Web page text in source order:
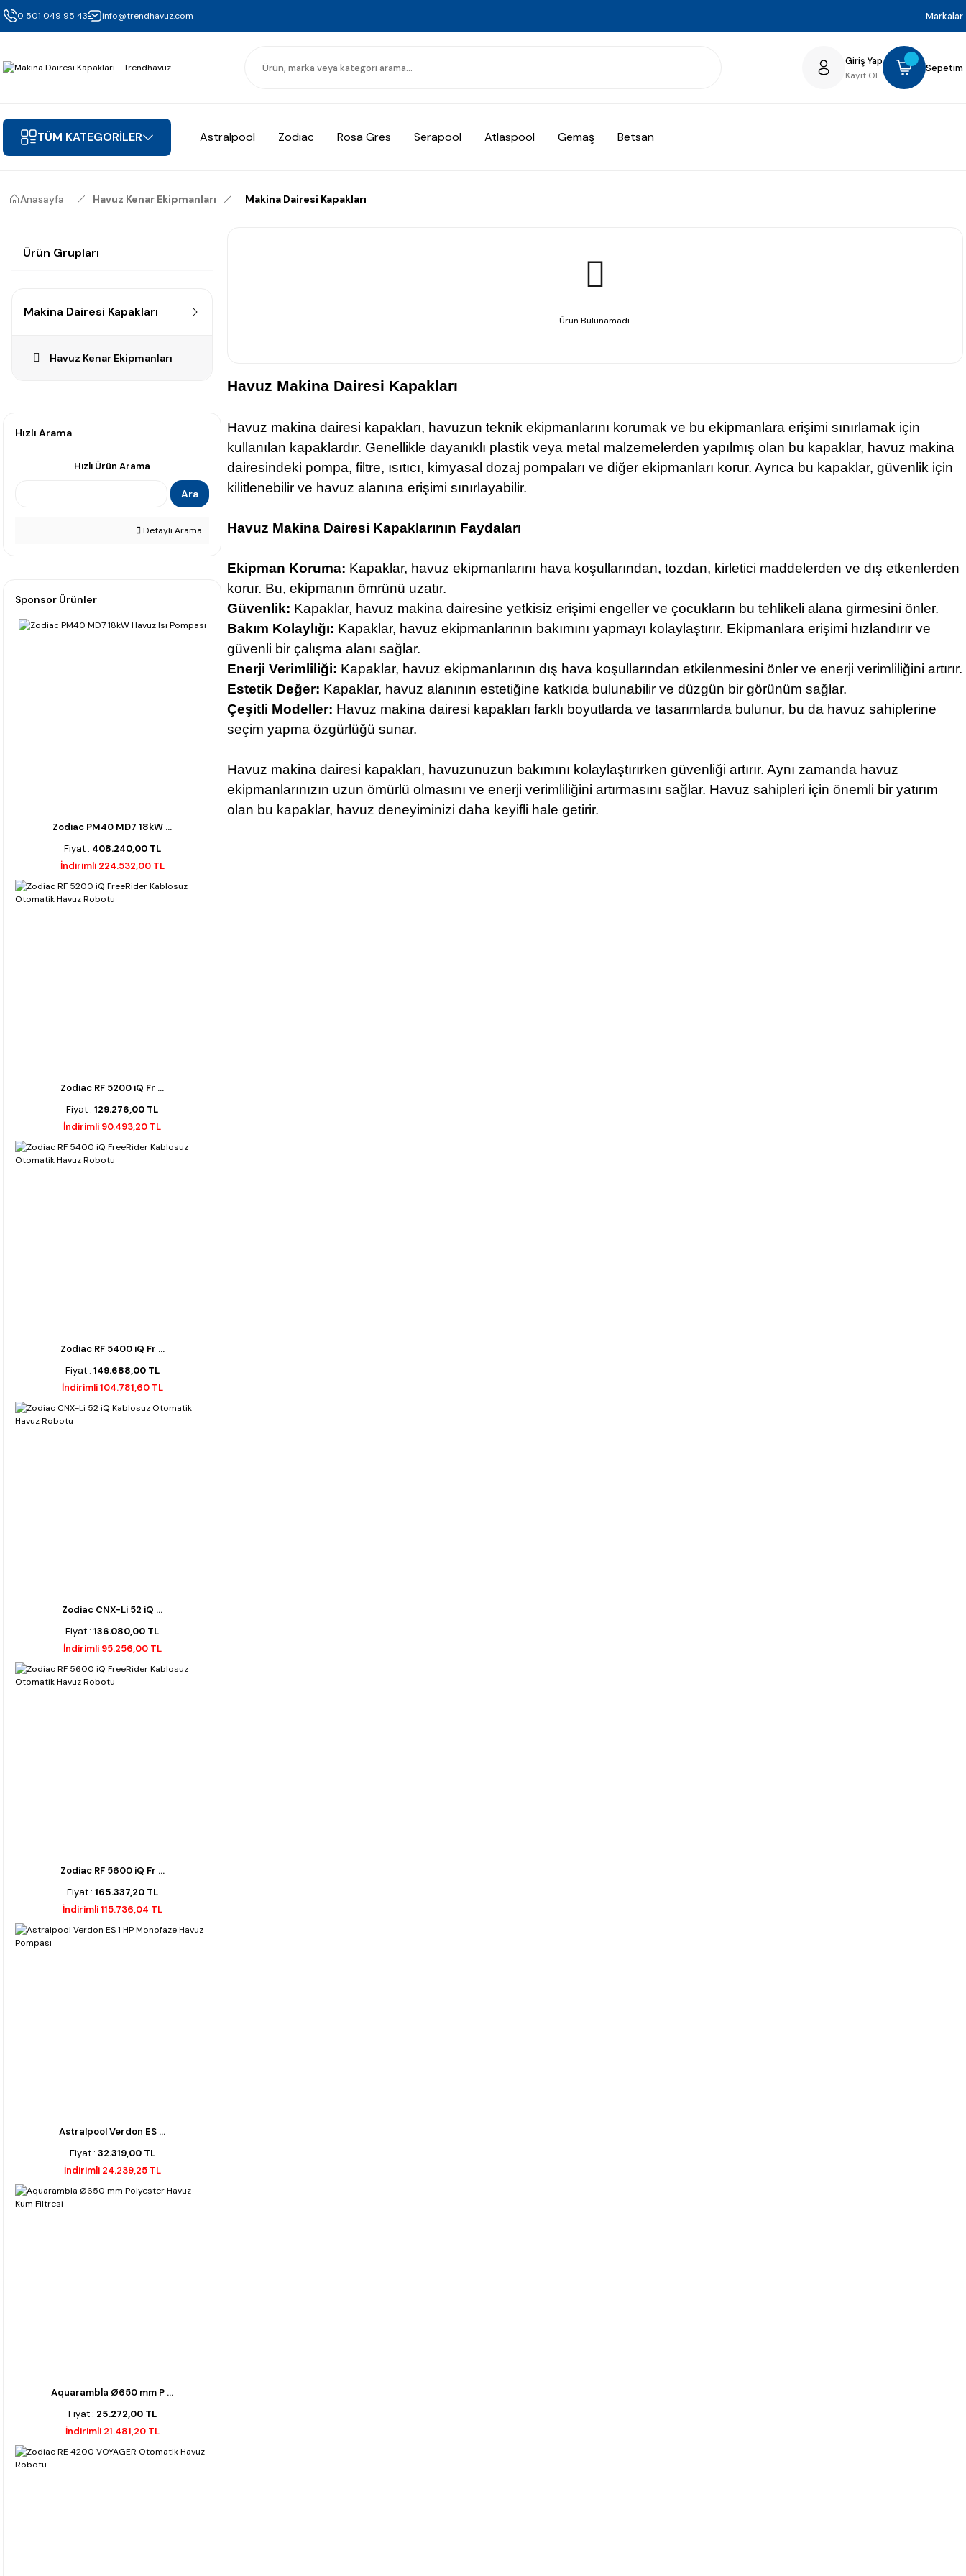
0 501 049 95 43 info@trendhavuz.com Markalar
Giriş Yap
Kayıt Ol
Sepetim
TÜM KATEGORİLER Astralpool Zodiac Rosa Gres Serapool Atlaspool Gemaş Betsan
Anasayfa Havuz Kenar Ekipmanları Makina Dairesi Kapakları
Ürün Grupları
Makina Dairesi Kapakları
Havuz Kenar Ekipmanları
Hızlı Arama
Hızlı Ürün Arama
Ara
Detaylı Arama
Sponsor Ürünler
Zodiac PM40 MD7 18kW ...
Fiyat : 408.240,00 TL
İndirimli 224.532,00 TL
Zodiac RF 5200 iQ Fr ...
Fiyat : 129.276,00 TL
İndirimli 90.493,20 TL
Zodiac RF 5400 iQ Fr ...
Fiyat : 149.688,00 TL
İndirimli 104.781,60 TL
Zodiac CNX-Li 52 iQ ...
Fiyat : 136.080,00 TL
İndirimli 95.256,00 TL
Zodiac RF 5600 iQ Fr ...
Fiyat : 165.337,20 TL
İndirimli 115.736,04 TL
Astralpool Verdon ES ...
Fiyat : 32.319,00 TL
İndirimli 24.239,25 TL
Aquarambla Ø650 mm P ...
Fiyat : 25.272,00 TL
İndirimli 21.481,20 TL
Ürün Bulunamadı.
Havuz Makina Dairesi Kapakları
Havuz makina dairesi kapakları, havuzun teknik ekipmanlarını korumak ve bu ekipmanlara erişimi sınırlamak için
kullanılan kapaklardır. Genellikle dayanıklı plastik veya metal malzemelerden yapılmış olan bu kapaklar, havuz makina
dairesindeki pompa, filtre, ısıtıcı, kimyasal dozaj pompaları ve diğer ekipmanları korur. Ayrıca bu kapaklar, güvenlik için
kilitlenebilir ve havuz alanına erişimi sınırlayabilir.
Havuz Makina Dairesi Kapaklarının Faydaları
Ekipman Koruma: Kapaklar, havuz ekipmanlarını hava koşullarından, tozdan, kirletici maddelerden ve dış etkenlerden
korur. Bu, ekipmanın ömrünü uzatır.
Güvenlik: Kapaklar, havuz makina dairesine yetkisiz erişimi engeller ve çocukların bu tehlikeli alana girmesini önler.
Bakım Kolaylığı: Kapaklar, havuz ekipmanlarının bakımını yapmayı kolaylaştırır. Ekipmanlara erişimi hızlandırır ve
güvenli bir çalışma alanı sağlar.
Enerji Verimliliği: Kapaklar, havuz ekipmanlarının dış hava koşullarından etkilenmesini önler ve enerji verimliliğini artırır.
Estetik Değer: Kapaklar, havuz alanının estetiğine katkıda bulunabilir ve düzgün bir görünüm sağlar.
Çeşitli Modeller: Havuz makina dairesi kapakları farklı boyutlarda ve tasarımlarda bulunur, bu da havuz sahiplerine
seçim yapma özgürlüğü sunar.
Havuz makina dairesi kapakları, havuzunuzun bakımını kolaylaştırırken güvenliği artırır. Aynı zamanda havuz
ekipmanlarınızın uzun ömürlü olmasını ve enerji verimliliğini artırmasını sağlar. Havuz sahipleri için önemli bir yatırım
olan bu kapaklar, havuz deneyiminizi daha keyifli hale getirir.